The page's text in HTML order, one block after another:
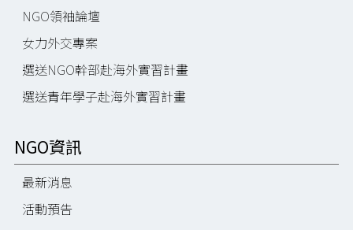
NGO領袖論壇
女力外交專案
選送NGO幹部赴海外實習計畫
選送青年學子赴海外實習計畫
NGO資訊
最新消息
活動預告